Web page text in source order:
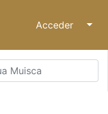
Acceder ↓